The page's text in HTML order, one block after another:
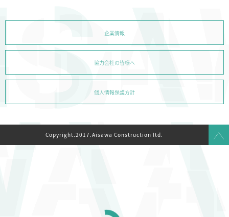
企業情報
協力会社の皆様へ
個人情報保護方針
Copyright.2017.Aisawa Construction ltd.